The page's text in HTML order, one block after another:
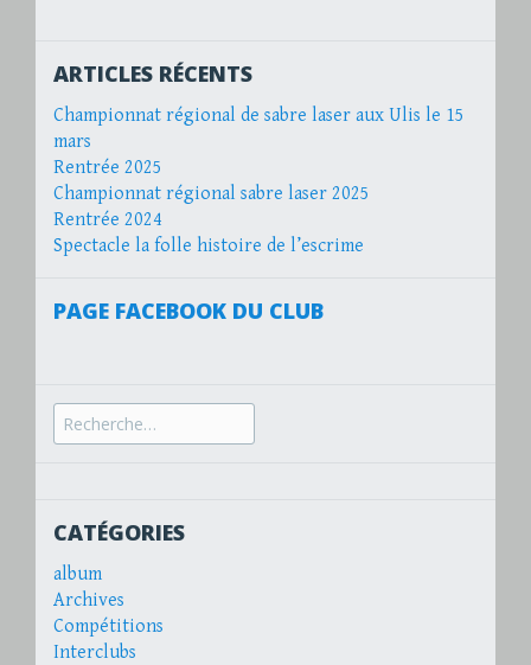
ARTICLES RÉCENTS
Championnat régional de sabre laser aux Ulis le 15
mars
Rentrée 2025
Championnat régional sabre laser 2025
Rentrée 2024
Spectacle la folle histoire de l’escrime
PAGE FACEBOOK DU CLUB
Recherche
pour :
CATÉGORIES
album
Archives
Compétitions
Interclubs